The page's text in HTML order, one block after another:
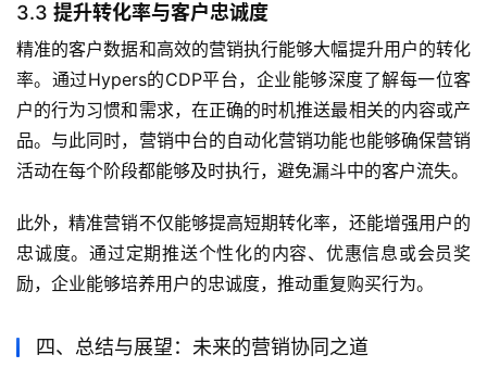
3.3 提升转化率与客户忠诚度
精准的客户数据和高效的营销执行能够大幅提升用户的转化
率。通过Hypers的CDP平台，企业能够深度了解每一位客
户的行为习惯和需求，在正确的时机推送最相关的内容或产
品。与此同时，营销中台的自动化营销功能也能够确保营销
活动在每个阶段都能够及时执行，避免漏斗中的客户流失。
此外，精准营销不仅能够提高短期转化率，还能增强用户的
忠诚度。通过定期推送个性化的内容、优惠信息或会员奖
励，企业能够培养用户的忠诚度，推动重复购买行为。
四、总结与展望：未来的营销协同之道